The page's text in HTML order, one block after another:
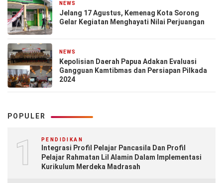
NEWS
Jelang 17 Agustus, Kemenag Kota Sorong
Gelar Kegiatan Menghayati Nilai Perjuangan
NEWS
Kepolisian Daerah Papua Adakan Evaluasi
Gangguan Kamtibmas dan Persiapan Pilkada
2024
POPULER
1 PENDIDIKAN
Integrasi Profil Pelajar Pancasila Dan Profil
Pelajar Rahmatan Lil Alamin Dalam Implementasi
Kurikulum Merdeka Madrasah